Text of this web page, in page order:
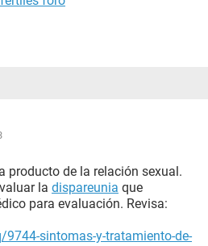
producto de la relación sexual.
la dispareunia que
para evaluación. Revisa:
sintomas-y-tratamiento-de-